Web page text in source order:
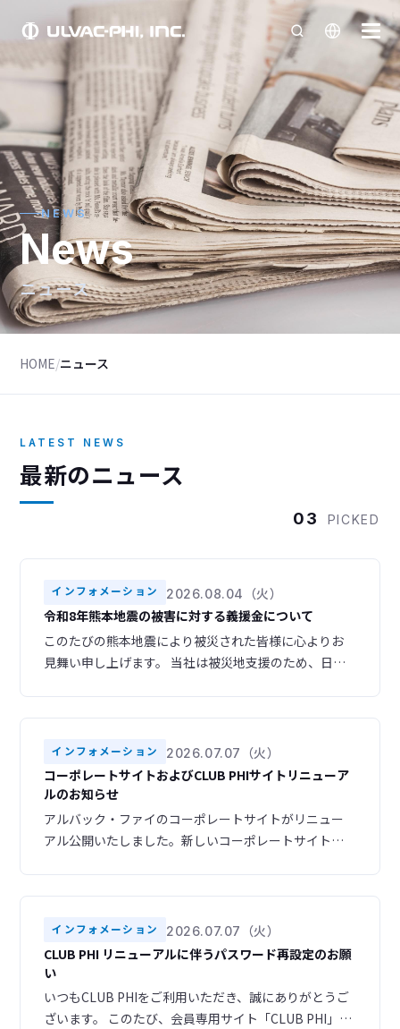
NEWS
News
ニュース
HOME/ニュース
LATEST NEWS
最新のニュース
03 PICKED
インフォメーション 2026.08.04（火）
令和8年熊本地震の被害に対する義援金について
このたびの熊本地震により被災された皆様に心よりお
見舞い申し上げます。 当社は被災地支援のため、日本
インフォメーション 2026.07.07（火）
コーポレートサイトおよびCLUB PHIサイトリニューア
ルのお知らせ
アルバック・ファイのコーポレートサイトがリニュー
アル公開いたしました。新しいコーポレートサイトで
た、ナビゲーション構成を見直し、目的の情報へスム
ーズにアクセスできるよう改善いたしました。さら
に、デザインも一新し、お客様のニーズに合わせた情
報をより分かりやす
インフォメーション 2026.07.07（火）
CLUB PHI リニューアルに伴うパスワード再設定のお願
い
いつもCLUB PHIをご利用いただき、誠にありがとうご
ざいます。 このたび、会員専用サイト「CLUB PHI」を